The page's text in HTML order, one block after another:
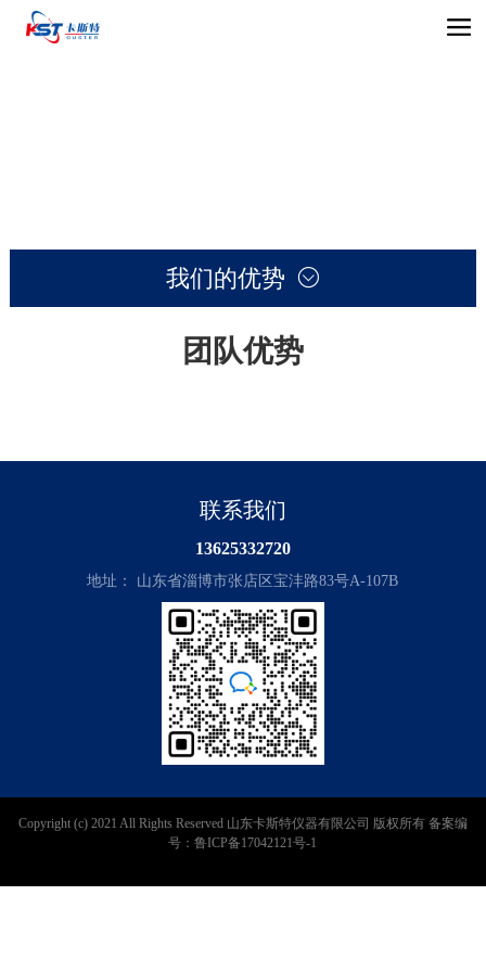
我们的优势 
团队优势
联系我们
13625332720
地址： 山东省淄博市张店区宝沣路83号A-107B
Copyright (c) 2021 All Rights Reserved 山东卡斯特仪器有限公司 版权所有 备案编
号：鲁ICP备17042121号-1